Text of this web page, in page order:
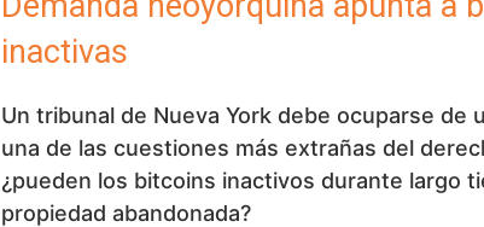
inactivas
Un tribunal de Nueva York debe ocuparse de
una de las cuestiones más extrañas del
¿pueden los bitcoins inactivos durante largo
propiedad abandonada?